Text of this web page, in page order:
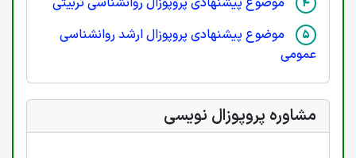
موضوع پیشنهادی پروپوزال ارشد روانشناسی
عمومی
مشاوره پروپوزال نویسی